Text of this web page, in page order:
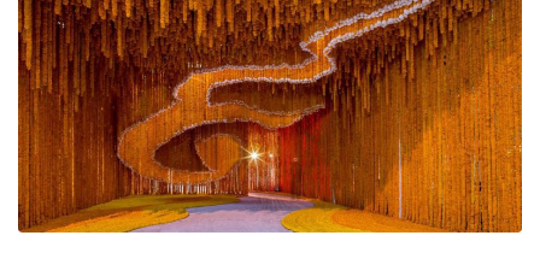
ABOUT
CONTACT
Channel Facebook